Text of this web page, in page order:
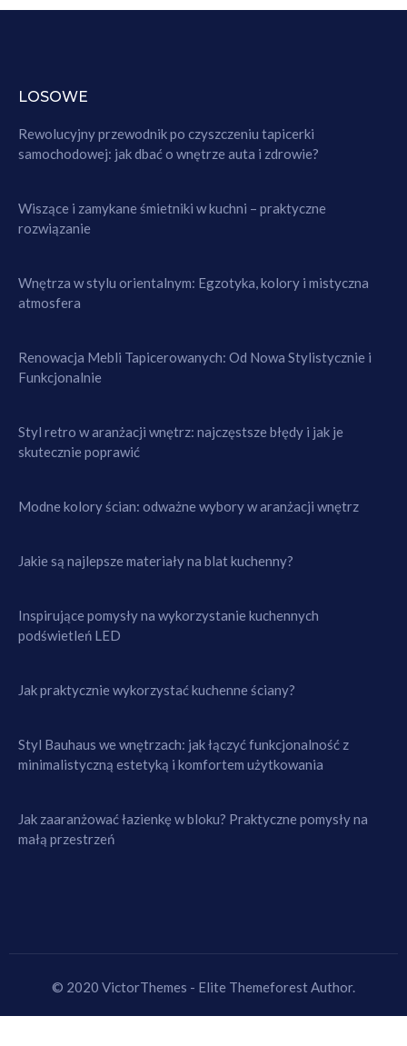
LOSOWE
Rewolucyjny przewodnik po czyszczeniu tapicerki
samochodowej: jak dbać o wnętrze auta i zdrowie?
Wiszące i zamykane śmietniki w kuchni – praktyczne
rozwiązanie
Wnętrza w stylu orientalnym: Egzotyka, kolory i mistyczna
atmosfera
Renowacja Mebli Tapicerowanych: Od Nowa Stylistycznie i
Funkcjonalnie
Styl retro w aranżacji wnętrz: najczęstsze błędy i jak je
skutecznie poprawić
Modne kolory ścian: odważne wybory w aranżacji wnętrz
Jakie są najlepsze materiały na blat kuchenny?
Inspirujące pomysły na wykorzystanie kuchennych
podświetleń LED
Jak praktycznie wykorzystać kuchenne ściany?
Styl Bauhaus we wnętrzach: jak łączyć funkcjonalność z
minimalistyczną estetyką i komfortem użytkowania
Jak zaaranżować łazienkę w bloku? Praktyczne pomysły na
małą przestrzeń
© 2020 VictorThemes - Elite Themeforest Author.